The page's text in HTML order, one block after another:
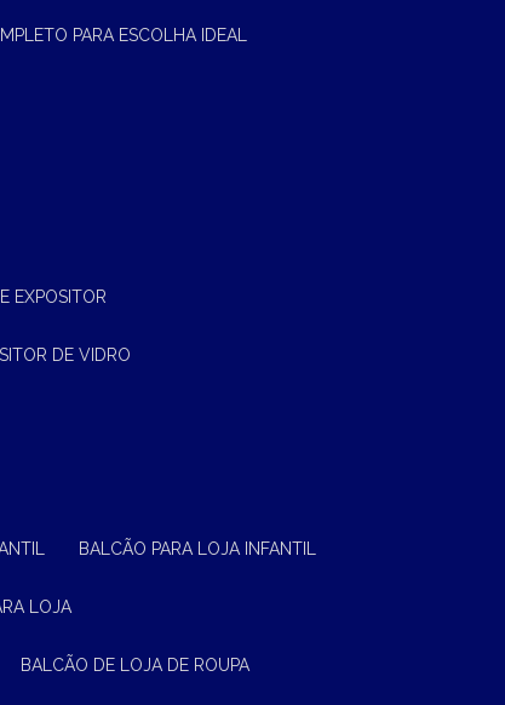
PARA ESCOLHA IDEAL
EXPOSITOR
DE VIDRO
BALCÃO PARA LOJA INFANTIL
LOJA
BALCÃO DE LOJA DE ROUPA